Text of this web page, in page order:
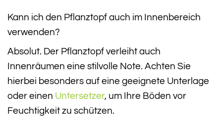
Kann ich den Pflanztopf auch im Innenbereich
verwenden?
Absolut. Der Pflanztopf verleiht auch
Innenräumen eine stilvolle Note. Achten Sie
hierbei besonders auf eine geeignete Unterlage
oder einen Untersetzer, um Ihre Böden vor
Feuchtigkeit zu schützen.